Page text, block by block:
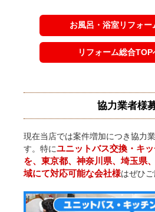
お風呂・浴室リフォー
リフォーム総合TOP
協力業者様
現在当店では案件増加につき協力
す。特にユニットバス交換・キ
を、東京都、神奈川県、埼玉県
域にて対応可能な会社様はぜひご